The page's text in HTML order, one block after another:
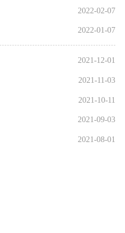
2022-02-07
2022-01-07
2021-12-01
2021-11-03
2021-10-11
2021-09-03
2021-08-01